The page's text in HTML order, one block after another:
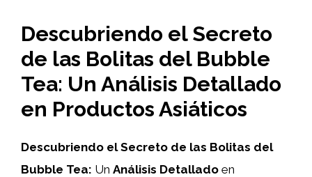
Descubriendo el Secreto
de las Bolitas del Bubble
Tea: Un Análisis Detallado
en Productos Asiáticos
Descubriendo el Secreto de las Bolitas del
Bubble Tea: Un Análisis Detallado en